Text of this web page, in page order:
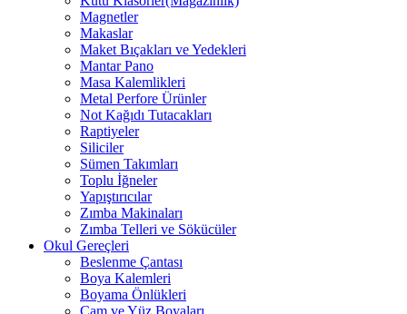
Magnetler
Makaslar
Maket Bıçakları ve Yedekleri
Mantar Pano
Masa Kalemlikleri
Metal Perfore Ürünler
Not Kağıdı Tutacakları
Raptiyeler
Siliciler
Sümen Takımları
Toplu İğneler
Yapıştırıcılar
Zımba Makinaları
Zımba Telleri ve Sökücüler
Okul Gereçleri
Beslenme Çantası
Boya Kalemleri
Boyama Önlükleri
Cam ve Yüz Boyaları